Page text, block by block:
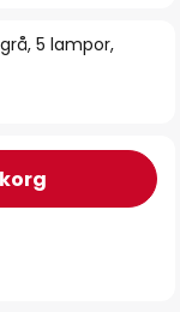
5 lampor,